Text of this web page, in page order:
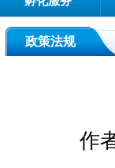
政策法规
作